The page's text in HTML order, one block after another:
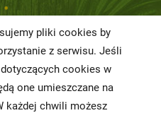
o
pliki cookies by
z serwisu. Jeśli
cookies w
one umieszczane na
każdej chwili możesz